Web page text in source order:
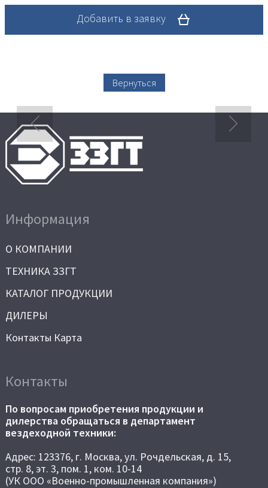
Добавить в заявку
Вернуться
Информация
О КОМПАНИИ
ТЕХНИКА ЗЗГТ
КАТАЛОГ ПРОДУКЦИИ
ДИЛЕРЫ
Контакты Карта
Контакты
По вопросам приобретения продукции и
дилерства обращаться в департамент
вездеходной техники:
Адрес: 123376, г. Москва, ул. Рочдельская, д. 15,
стр. 8, эт. 3, пом. 1, ком. 10-14
(УК ООО «Военно-промышленная компания»)